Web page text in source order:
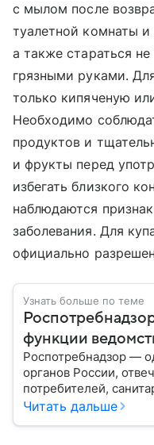
с мылом после
туалетной комнаты
а также стараться
грязными руками.
только кипяченую
Необходимо
продуктов и
и фрукты перед
избегать близкого
наблюдаются
заболевания. Для
официально
Узнать больше по теме
функции
Роспотребнадзор —
органов России,
потребителей,
благополучие
Читать дальше